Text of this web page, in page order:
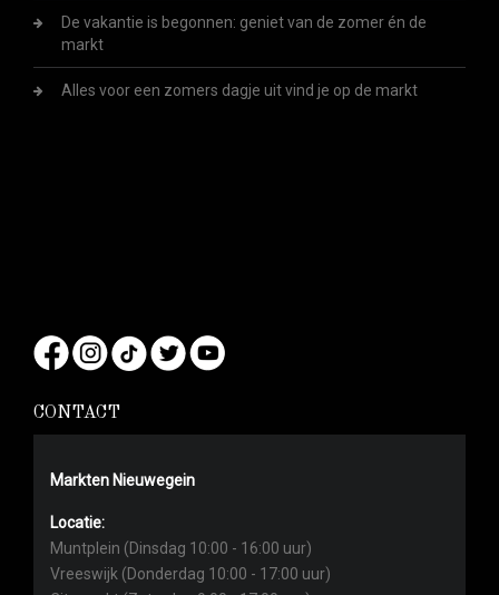
De vakantie is begonnen: geniet van de zomer én de
markt
Alles voor een zomers dagje uit vind je op de markt
CONTACT
Markten Nieuwegein
Locatie:
Muntplein (Dinsdag 10:00 - 16:00 uur)
Vreeswijk (Donderdag 10:00 - 17:00 uur)